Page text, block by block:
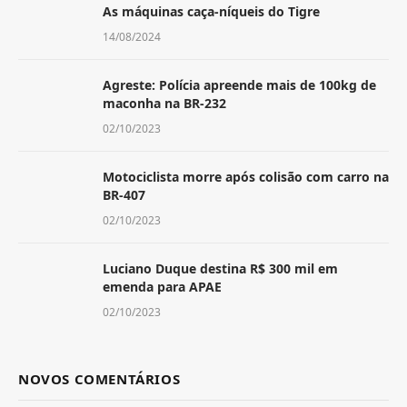
As máquinas caça-níqueis do Tigre
14/08/2024
Agreste: Polícia apreende mais de 100kg de
maconha na BR-232
02/10/2023
Motociclista morre após colisão com carro na
BR-407
02/10/2023
Luciano Duque destina R$ 300 mil em
emenda para APAE
02/10/2023
NOVOS COMENTÁRIOS